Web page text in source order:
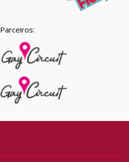
Parceiros: